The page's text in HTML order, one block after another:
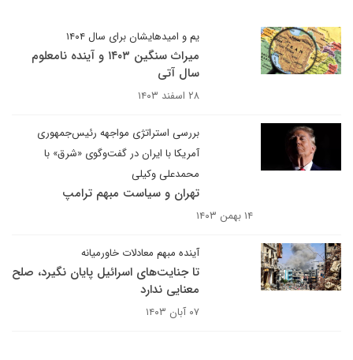
یم و امیدهایشان برای سال ۱۴۰۴
میراث سنگین ۱۴۰۳ و آینده‌ نامعلوم
سال آتی
۲۸ اسفند ۱۴۰۳
بررسی استراتژی مواجهه رئیس‌جمهوری
آمریکا با ایران در گفت‌وگوی «شرق» با
محمدعلی وکیلی
تهران و سیاست مبهم ترامپ
۱۴ بهمن ۱۴۰۳
آینده مبهم معادلات خاورمیانه
تا جنایت‌های اسرائیل پایان نگیرد، صلح
معنایی ندارد
۰۷ آبان ۱۴۰۳